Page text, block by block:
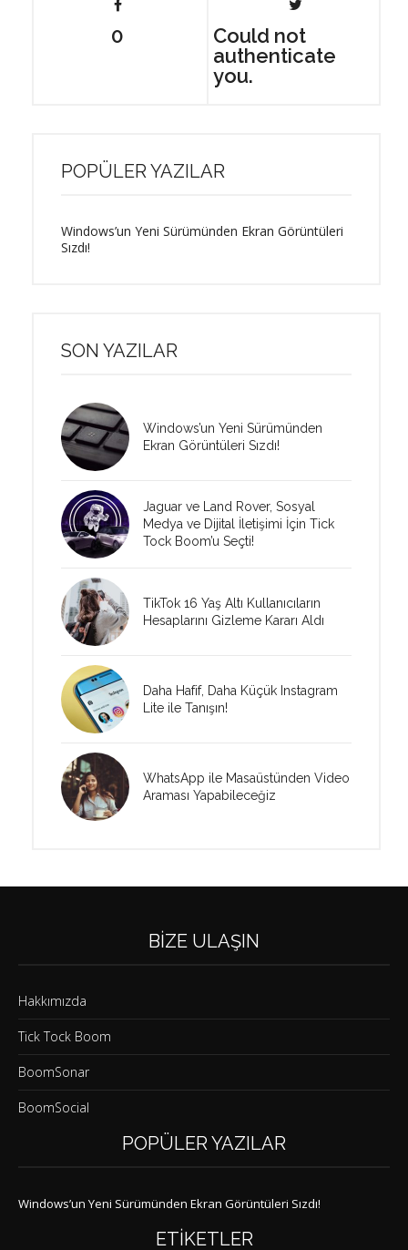
0
Could not
authenticate
you.
POPÜLER YAZILAR
Windows’un Yeni Sürümünden Ekran Görüntüleri
Sızdı!
SON YAZILAR
Windows’un Yeni Sürümünden
Ekran Görüntüleri Sızdı!
Jaguar ve Land Rover, Sosyal
Medya ve Dijital İletişimi İçin Tick
Tock Boom’u Seçti!
TikTok 16 Yaş Altı Kullanıcıların
Hesaplarını Gizleme Kararı Aldı
Daha Hafif, Daha Küçük Instagram
Lite ile Tanışın!
WhatsApp ile Masaüstünden Video
Araması Yapabileceğiz
BIZE ULAŞIN
Hakkımızda
Tick Tock Boom
BoomSonar
BoomSocial
POPÜLER YAZILAR
Windows’un Yeni Sürümünden Ekran Görüntüleri Sızdı!
ETIKETLER